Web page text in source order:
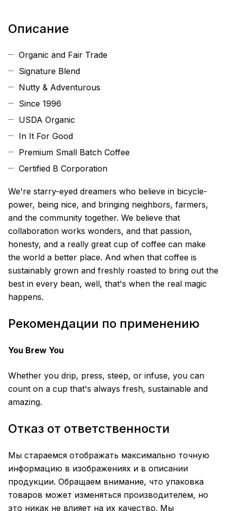
Описание
Organic and Fair Trade
Signature Blend
Nutty & Adventurous
Since 1996
USDA Organic
In It For Good
Premium Small Batch Coffee
Certified B Corporation
We're starry-eyed dreamers who believe in bicycle-
power, being nice, and bringing neighbors, farmers,
and the community together. We believe that
collaboration works wonders, and that passion,
honesty, and a really great cup of coffee can make
the world a better place. And when that coffee is
sustainably grown and freshly roasted to bring out the
best in every bean, well, that's when the real magic
happens.
Рекомендации по применению
You Brew You
Whether you drip, press, steep, or infuse, you can
count on a cup that's always fresh, sustainable and
amazing.
Отказ от ответственности
Мы стараемся отображать максимально точную
информацию в изображениях и в описании
продукции. Обращаем внимание, что упаковка
товаров может изменяться производителем, но
это никак не влияет на их качество. Мы